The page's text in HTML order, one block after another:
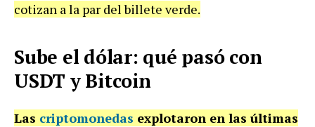
cotizan a la par del billete verde.
Sube el dólar: qué pasó con
USDT y Bitcoin
Las criptomonedas explotaron en las últimas